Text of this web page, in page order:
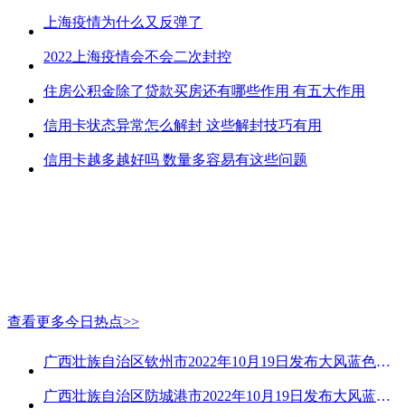
上海疫情为什么又反弹了
2022上海疫情会不会二次封控
住房公积金除了贷款买房还有哪些作用 有五大作用
信用卡状态异常怎么解封 这些解封技巧有用
信用卡越多越好吗 数量多容易有这些问题
查看更多今日热点>>
广西壮族自治区钦州市2022年10月19日发布大风蓝色预警
广西壮族自治区防城港市2022年10月19日发布大风蓝色预警